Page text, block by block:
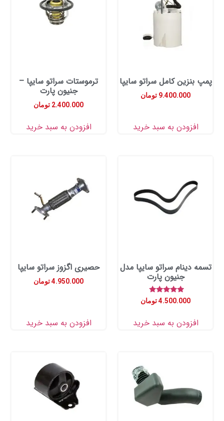
کامل سراتو سایپا
9.400.000تومان
به سبد خرید
ترموستات سراتو سایپا –
جنیون پارت
2.400.000تومان
افزودن به سبد خرید
سراتو سایپا مدل
جنیون پارت
امتیاز
5.00
4.500.000تومان
به سبد خرید
حصیری اگزوز سراتو سایپا
4.950.000تومان
افزودن به سبد خرید